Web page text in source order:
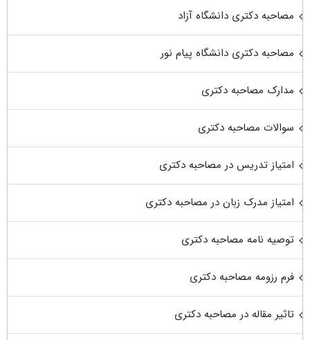
مصاحبه دکتری دانشگاه آزاد
مصاحبه دکتری دانشگاه پیام نور
مدارک مصاحبه دکتری
سوالات مصاحبه دکتری
امتیاز تدریس در مصاحبه دکتری
امتیاز مدرک زبان در مصاحبه دکتری
توصیه نامه مصاحبه دکتری
فرم رزومه مصاحبه دکتری
تاثیر مقاله در مصاحبه دکتری